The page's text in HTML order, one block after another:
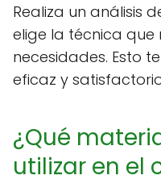
Realiza un análisis
elige la técnica
necesidades. Esto
eficaz y
¿Qué
utilizar en el